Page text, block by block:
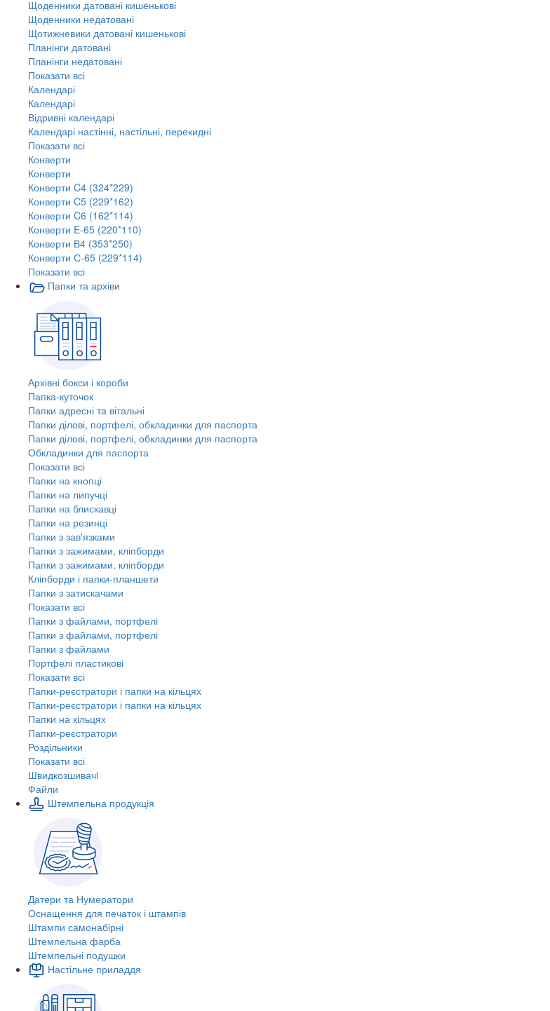
Щоденники датовані кишенькові
Щоденники недатовані
Щотижневики датовані кишенькові
Планінги датовані
Планінги недатовані
Показати всі
Календарі
Календарі
Відривні календарі
Календарі настінні, настільні, перекидні
Показати всі
Конверти
Конверти
Конверти C4 (324*229)
Конверти C5 (229*162)
Конверти C6 (162*114)
Конверти E-65 (220*110)
Конверти В4 (353*250)
Конверти С-65 (229*114)
Показати всі
Папки та архіви
Архівні бокси і короби
Папка-куточок
Папки адресні та вітальні
Папки ділові, портфелі, обкладинки для паспорта
Папки ділові, портфелі, обкладинки для паспорта
Обкладинки для паспорта
Показати всі
Папки на кнопці
Папки на липучці
Папки на блискавці
Папки на резинці
Папки з зав'язками
Папки з зажимами, кліпборди
Папки з зажимами, кліпборди
Кліпборди і папки-планшети
Папки з затискачами
Показати всі
Папки з файлами, портфелі
Папки з файлами, портфелі
Папки з файлами
Портфелі пластикові
Показати всі
Папки-реєстратори і папки на кільцях
Папки-реєстратори і папки на кільцях
Папки на кільцях
Папки-реєстратори
Роздільники
Показати всі
Швидкозшивачi
Файли
Штемпельна продукція
Датери та Нумератори
Оснащення для печаток і штампів
Штампи самонабірні
Штемпельна фарба
Штемпельні подушки
Настільне приладдя